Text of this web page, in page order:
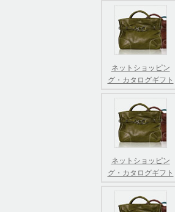
ネットショッピン
グ・カタログギフト
ネットショッピン
グ・カタログギフト